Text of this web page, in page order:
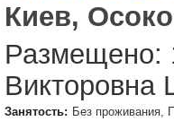
Киев,
Размещено:
Викторовна
Занятость: Без проживания,